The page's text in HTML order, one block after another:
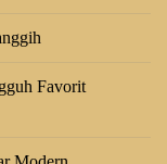
Favorit